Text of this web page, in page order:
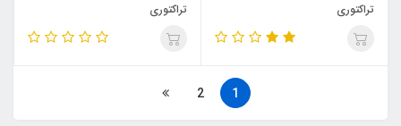
تراکتوری
تراکتوری
1
2